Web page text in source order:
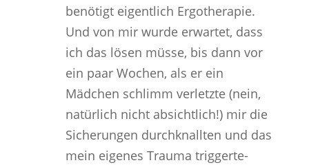
benötigt eigentlich Ergotherapie.
Und von mir wurde erwartet, dass
ich das lösen müsse, bis dann vor
ein paar Wochen, als er ein
Mädchen schlimm verletzte (nein,
natürlich nicht absichtlich!) mir die
Sicherungen durchknallten und das
mein eigenes Trauma triggerte-